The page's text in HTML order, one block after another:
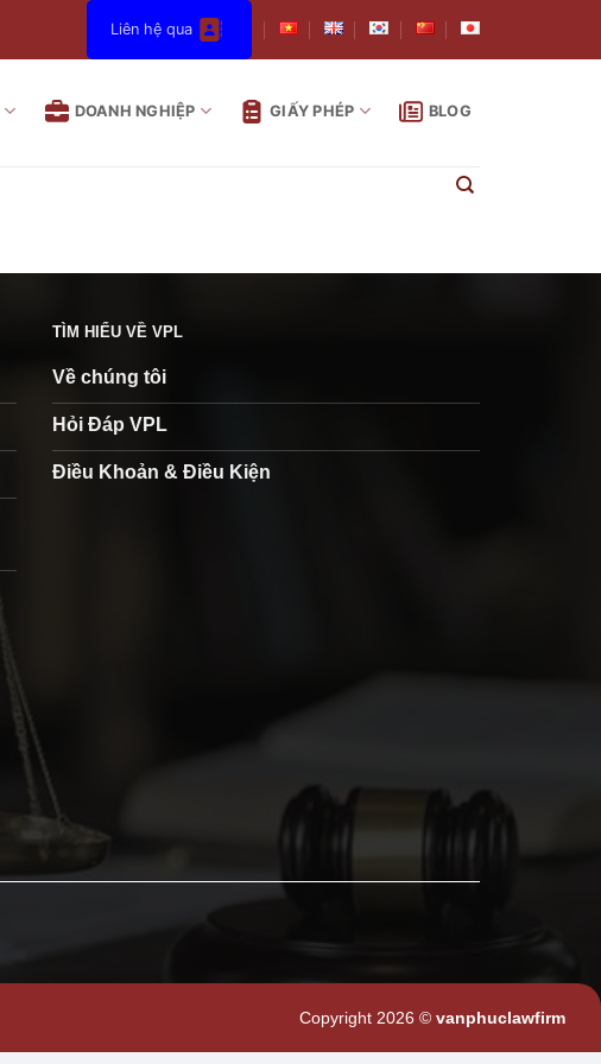
Liên hệ qua
DOANH NGHIỆP GIẤY PHÉP BLOG
TÌM HIỂU VỀ VPL
Về chúng tôi
Hỏi Đáp VPL
Điều Khoản & Điều Kiện
Copyright 2026 © vanphuclawfirm